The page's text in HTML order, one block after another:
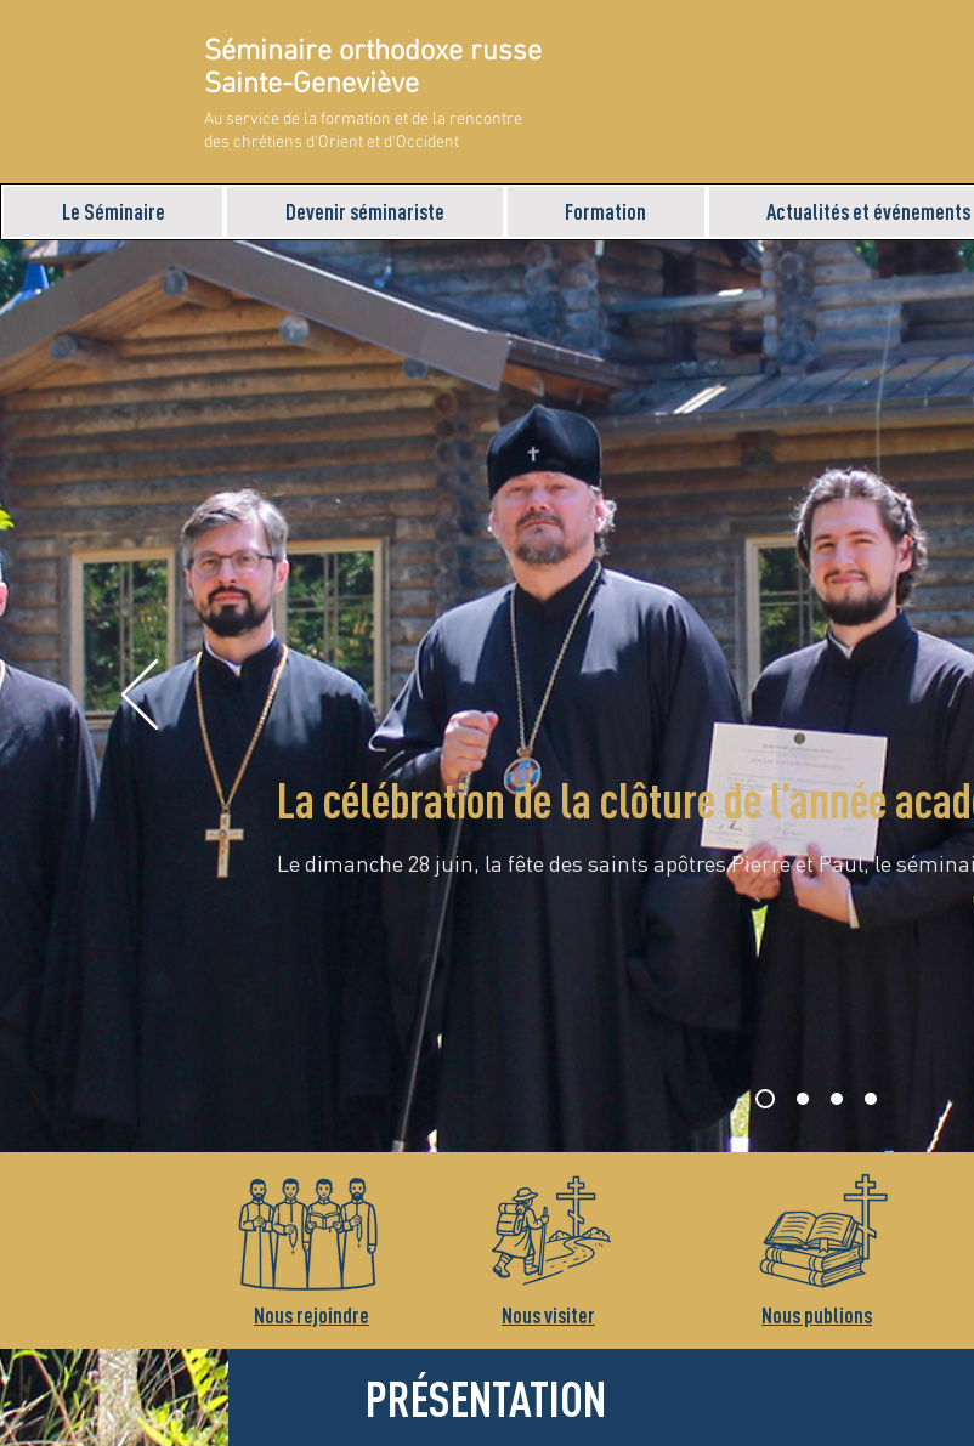
Séminaire orthodoxe russe
Sainte-Geneviève
Au service de la formation et de la rencontre
des chrétiens d'Orient et d'Occident
Le Séminaire Devenir séminariste Formation Actualités et événements
La célébration de la clôture de l’année
Le dimanche 28 juin, la fête des saints apôtres Pierre et Paul, le
Nous rejoindre Nous visiter Nous publions
PRÉSENTATION